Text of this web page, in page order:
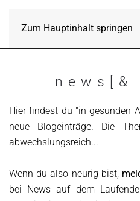
Zum Hauptinhalt springen
Hier findest du "in gesunden
neue Blogeinträge. Die
abwechslungsreich...
Wenn du also neurig bist,
bei News auf dem